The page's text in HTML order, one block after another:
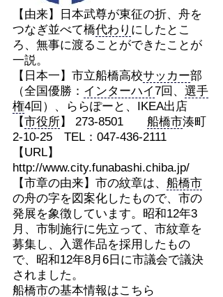
【由来】日本武尊が東征の折、舟を
つなぎ並べて橋代わり にしたとこ
ろ、無事に渡ることができたことが
一説。
【日本一】市立船橋高校サッカー部
（全国優勝： インターハイ7回、 選手
権4回）、ららぽーと、IKEA出店
【市役所】 273-8501 船橋市湊町
2-10-25 TEL：047-436-2111
【URL】
http://www.city.funabashi.chiba.jp/
【市章の由来】市の紋章は、 船橋市
の舟の字を図案化したもので、市の
発展を象徴しています。昭和12年3
月、市制施行に先立って、市紋章を
募集し、入選作品を採用したもの
で、昭和12年8月6日に市議会で議決
されました。
船橋市の基本情報はこちら